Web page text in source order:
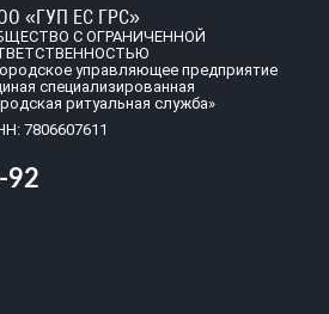
«ГУП ЕС ГРС»
С ОГРАНИЧЕННОЙ
управляющее предприятие
специализированная
ритуальная служба»
7806607611
92